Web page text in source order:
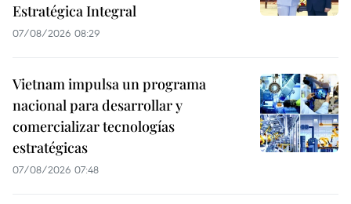
Estratégica Integral
07/08/2026 08:29
Vietnam impulsa un programa
nacional para desarrollar y
comercializar tecnologías
estratégicas
07/08/2026 07:48